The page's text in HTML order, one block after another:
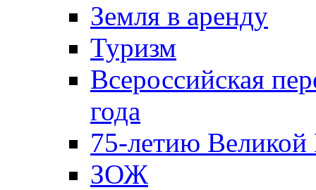
Земля в аренду
Туризм
Всероссийская
года
75-летию
ЗОЖ